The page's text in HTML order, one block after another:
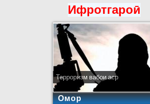
Ифротгароӣ
Терроризм вабои аср
Омор